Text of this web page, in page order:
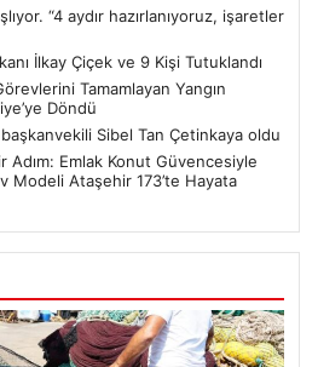
“4 aydır hazırlanıyoruz, işaretler
İlkay Çiçek ve 9 Kişi Tutuklandı
Tamamlayan Yangın
Döndü
Sibel Tan Çetinkaya oldu
Adım: Emlak Konut Güvencesiyle
Modeli Ataşehir 173’te Hayata